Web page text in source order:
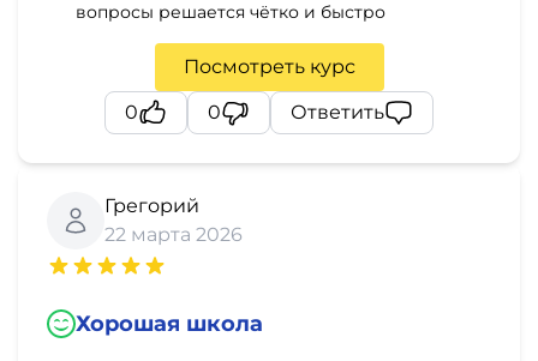
вопросы решается чётко и быстро
Посмотреть курс
0
0 Ответить
Грегорий
22 марта 2026
Хорошая школа